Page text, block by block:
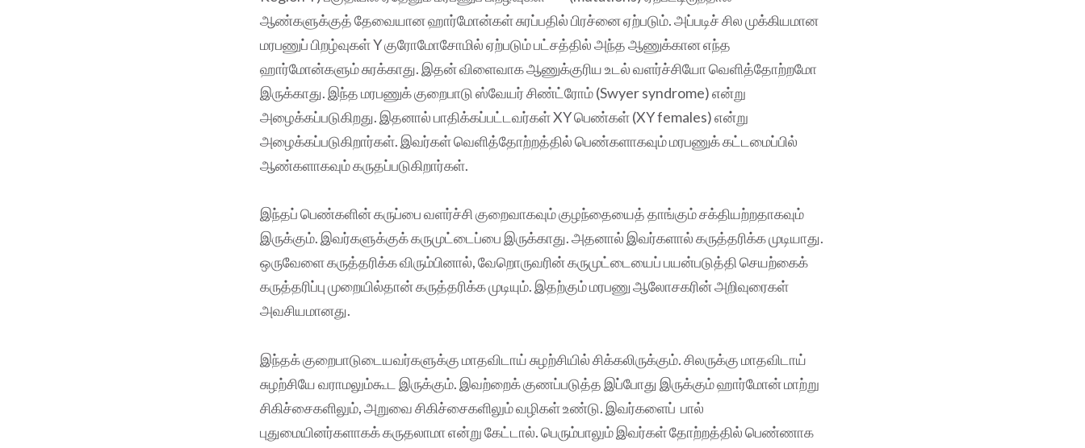
ஆண்களுக்குத் தேவையான ஹார்மோன்கள் சுரப்பதில் பிரச்னை ஏற்படும். அப்படிச் சில முக்கியமான
மரபணுப் பிறழ்வுகள் Y குரோமோசோமில் ஏற்படும் பட்சத்தில் அந்த ஆணுக்கான எந்த
ஹார்மோன்களும் சுரக்காது. இதன் விளைவாக ஆணுக்குரிய உடல் வளர்ச்சியோ வெளித்தோற்றமோ
இருக்காது. இந்த மரபணுக் குறைபாடு ஸ்வேயர் சிண்ட்ரோம் (Swyer syndrome) என்று
அழைக்கப்படுகிறது. இதனால் பாதிக்கப்பட்டவர்கள் XY பெண்கள் (XY females) என்று
அழைக்கப்படுகிறார்கள். இவர்கள் வெளித்தோற்றத்தில் பெண்களாகவும் மரபணுக் கட்டமைப்பில்
ஆண்களாகவும் கருதப்படுகிறார்கள்.
இந்தப் பெண்களின் கருப்பை வளர்ச்சி குறைவாகவும் குழந்தையைத் தாங்கும் சக்தியற்றதாகவும்
இருக்கும். இவர்களுக்குக் கருமுட்டைப்பை இருக்காது. அதனால் இவர்களால் கருத்தரிக்க முடியாது.
ஒருவேளை கருத்தரிக்க விரும்பினால், வேறொருவரின் கருமுட்டையைப் பயன்படுத்தி செயற்கைக்
கருத்தரிப்பு முறையில்தான் கருத்தரிக்க முடியும். இதற்கும் மரபணு ஆலோசகரின் அறிவுரைகள்
அவசியமானது.
இந்தக் குறைபாடுடையவர்களுக்கு மாதவிடாய் சுழற்சியில் சிக்கலிருக்கும். சிலருக்கு மாதவிடாய்
சுழற்சியே வராமலும்கூட இருக்கும். இவற்றைக் குணப்படுத்த இப்போது இருக்கும் ஹார்மோன் மாற்று
சிகிச்சைகளிலும், அறுவை சிகிச்சைகளிலும் வழிகள் உண்டு. இவர்களைப் பால்
புதுமையினர்களாகக் கருதலாமா என்று கேட்டால். பெரும்பாலும் இவர்கள் தோற்றத்தில் பெண்ணாக